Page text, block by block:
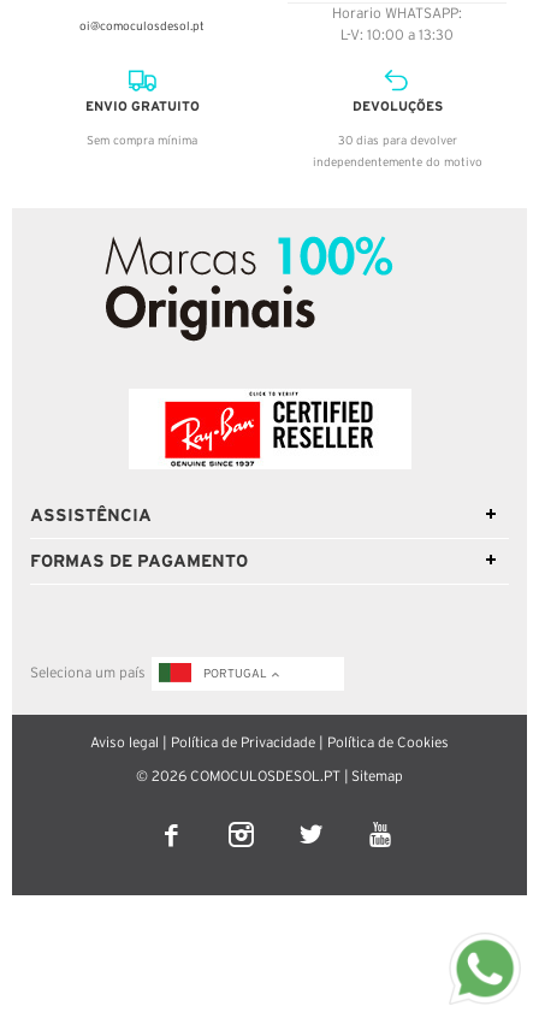
oi@comoculosdesol.pt
Horario WHATSAPP:
L-V: 10:00 a 13:30
ENVIO GRATUITO
Sem compra mínima
DEVOLUÇÕES
30 dias para devolver
independentemente do motivo
ASSISTÊNCIA
FORMAS DE PAGAMENTO
Seleciona um país PORTUGAL
Aviso legal Política de Privacidade Política de Cookies
© 2026 COMOCULOSDESOL.PT | Sitemap